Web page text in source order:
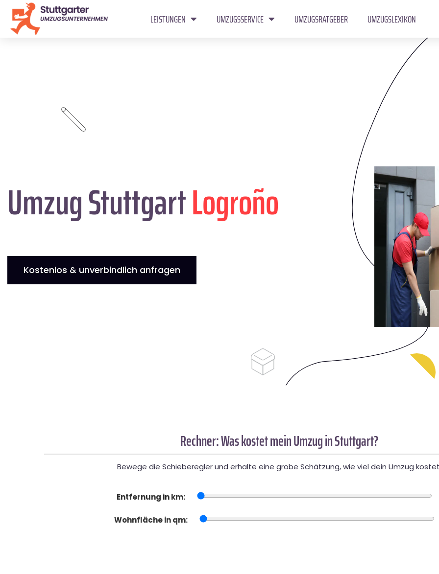
LEISTUNGEN UMZUGSSERVICE UMZUGSRATGEBER UMZUGSLEXIKON
Umzug StuttgartLogroño
Kostenlos & unverbindlich anfragen
Rechner: Was kostet mein Umzug in Stuttgart?
Bewege die Schieberegler und erhalte eine grobe Schätzung, wie viel dein Umzug
Entfernung in km:
Wohnfläche in qm: